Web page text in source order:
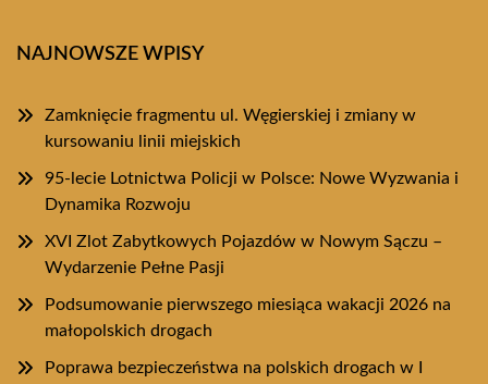
NAJNOWSZE WPISY
Zamknięcie fragmentu ul. Węgierskiej i zmiany w
kursowaniu linii miejskich
95-lecie Lotnictwa Policji w Polsce: Nowe Wyzwania i
Dynamika Rozwoju
XVI Zlot Zabytkowych Pojazdów w Nowym Sączu –
Wydarzenie Pełne Pasji
Podsumowanie pierwszego miesiąca wakacji 2026 na
małopolskich drogach
Poprawa bezpieczeństwa na polskich drogach w I